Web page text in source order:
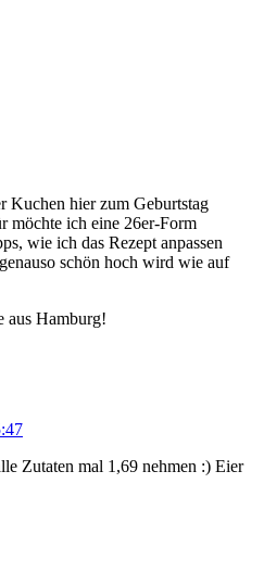
Kuchen hier zum Geburtstag
möchte ich eine 26er-Form
wie ich das Rezept anpassen
schön hoch wird wie auf
aus Hamburg!
Zutaten mal 1,69 nehmen :) Eier